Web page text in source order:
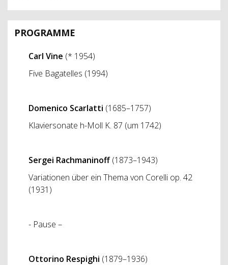
PROGRAMME
Carl Vine (* 1954)
Five Bagatelles (1994)
Domenico Scarlatti (1685–1757)
Klaviersonate h-Moll K. 87 (um 1742)
Sergei Rachmaninoff(1873–1943)
Variationen über ein Thema von Corelli op. 42
(1931)
- Pause –
Ottorino Respighi (1879–1936)